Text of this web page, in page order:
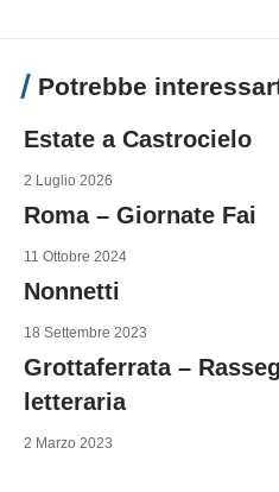
Potrebbe
Estate a Castrocielo
2 Luglio 2026
Roma – Giornate Fai
11 Ottobre 2024
Nonnetti
18 Settembre 2023
Grottaferrata –
letteraria
2 Marzo 2023